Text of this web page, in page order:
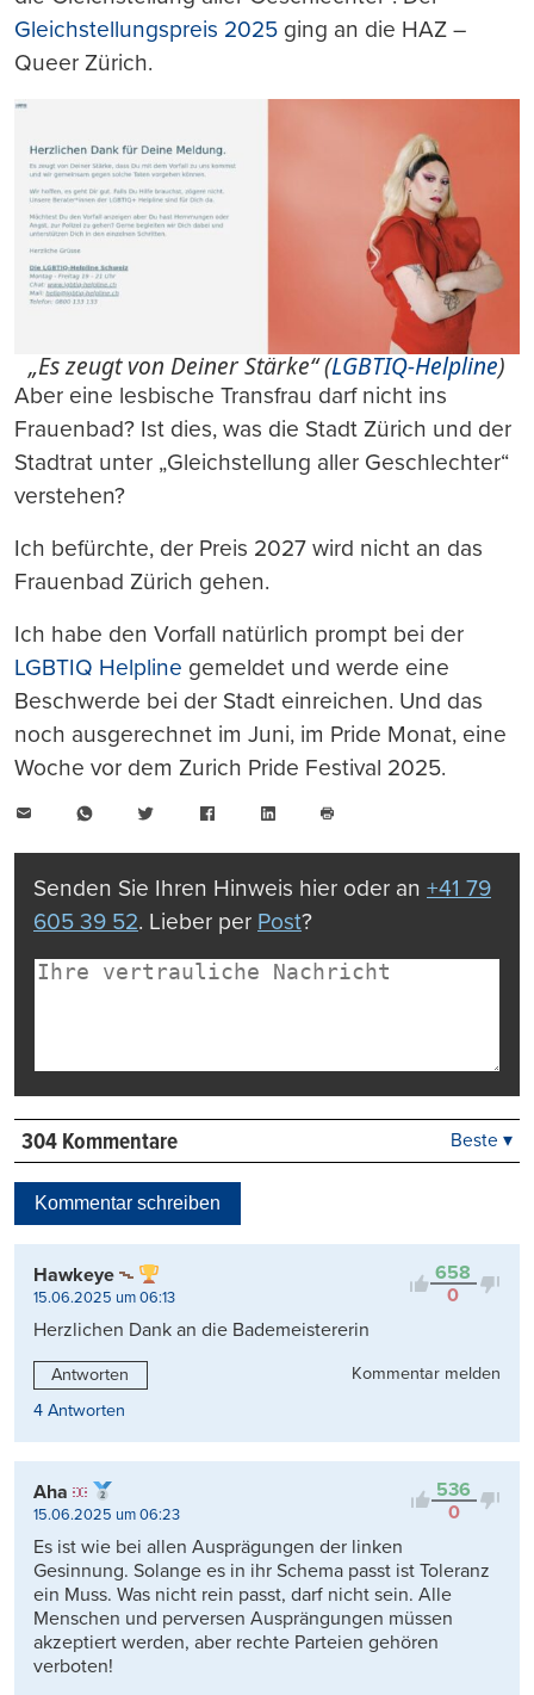
Gleichstellungspreis 2025 ging an die HAZ –
Queer Zürich.
„Es zeugt von Deiner Stärke“ (LGBTIQ-Helpline)
Aber eine lesbische Transfrau darf nicht ins
Frauenbad? Ist dies, was die Stadt Zürich und der
Stadtrat unter „Gleichstellung aller Geschlechter“
verstehen?
Ich befürchte, der Preis 2027 wird nicht an das
Frauenbad Zürich gehen.
Ich habe den Vorfall natürlich prompt bei der
LGBTIQ Helpline gemeldet und werde eine
Beschwerde bei der Stadt einreichen. Und das
noch ausgerechnet im Juni, im Pride Monat, eine
Woche vor dem Zurich Pride Festival 2025.
WhatsAppTwitter FacebookLinkedIn
drucken
Senden Sie Ihren Hinweis hier oder an +41 79
605 39 52. Lieber per Post?
304 Kommentare
Kontrovers
Beste ▾
Kommentar schreiben
658
0
Hawkeye
15.06.2025 um 06:13
Herzlichen Dank an die Bademeistererin
Antworten
Kommentar melden
4 Antworten
536
0
Aha
15.06.2025 um 06:23
Es ist wie bei allen Ausprägungen der linken
Gesinnung. Solange es in ihr Schema passt ist Toleranz
ein Muss. Was nicht rein passt, darf nicht sein. Alle
Menschen und perversen Ausprängungen müssen
akzeptiert werden, aber rechte Parteien gehören
verboten!